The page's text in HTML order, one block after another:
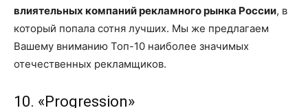
влиятельных компаний рекламного рынка России, в
который попала сотня лучших. Мы же предлагаем
Вашему вниманию Топ-10 наиболее значимых
отечественных рекламщиков.
10. «Progression»